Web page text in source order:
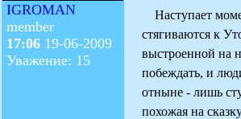
IGROMAN
member
17:06 19-06-2009
Уважение: 15
Наступает
стягиваются к
выстроенной на
побеждать, и
отныне - лишь
похожая на